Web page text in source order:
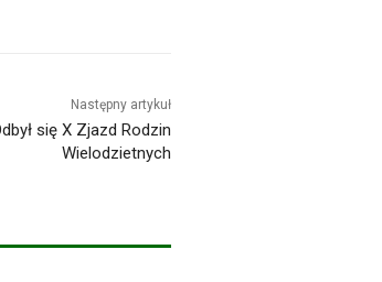
Następny artykuł
się X Zjazd Rodzin
Wielodzietnych